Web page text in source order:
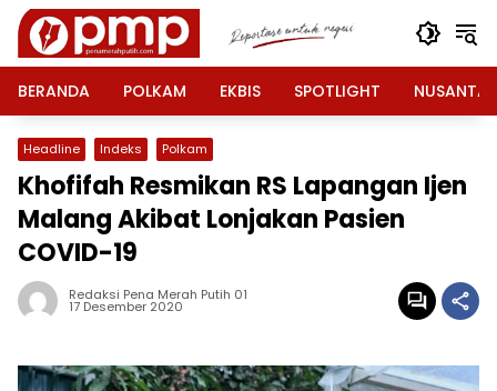
Langsung
konten
BERANDA
POLKAM EKBIS SPOTLIGHT
Headline Indeks Polkam
Khofifah Resmikan RS Lapangan Ijen
Malang Akibat Lonjakan Pasien
COVID-19
Redaksi Pena Merah Putih 01
17 Desember 2020